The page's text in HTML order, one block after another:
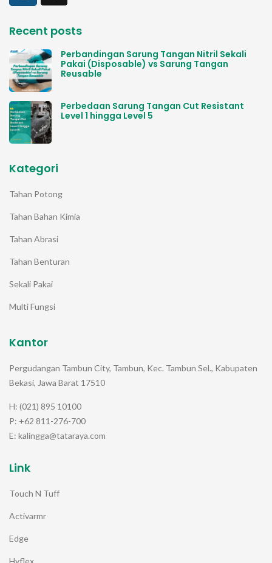
Recent posts
Perbandingan Sarung Tangan Nitril Sekali
Pakai (Disposable) vs Sarung Tangan
Reusable
Perbedaan Sarung Tangan Cut Resistant
Level 1 hingga Level 5
Kategori
Tahan Potong
Tahan Bahan Kimia
Tahan Abrasi
Tahan Benturan
Sekali Pakai
Multi Fungsi
Kantor
Pergudangan Tambun City, Tambun, Kec. Tambun Sel., Kabupaten
Bekasi, Jawa Barat 17510
H: (021) 895 10100
P: +62 811-276-700
E: kalingga@tataraya.com
Link
Touch N Tuff
Activarmr
Edge
Hyflex